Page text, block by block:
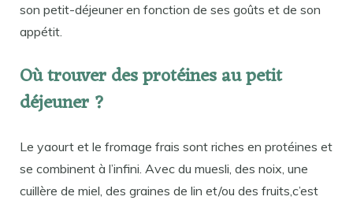
son petit-déjeuner en fonction de ses goûts et de son
appétit.
Où trouver des protéines au petit
déjeuner ?
Le yaourt et le fromage frais sont riches en protéines et
se combinent à l’infini. Avec du muesli, des noix, une
cuillère de miel, des graines de lin et/ou des fruits,c’est